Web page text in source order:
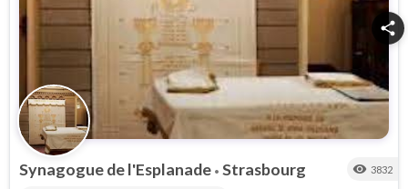
share
Synagogue de l'Esplanade • Strasbourg visibility 3832